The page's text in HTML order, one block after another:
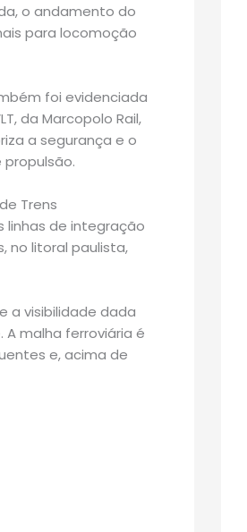
o andamento do
para locomoção
foi evidenciada
da Marcopolo Rail,
a segurança e o
Trens
linhas de integração
no litoral paulista,
a visibilidade dada
malha ferroviária é
e, acima de